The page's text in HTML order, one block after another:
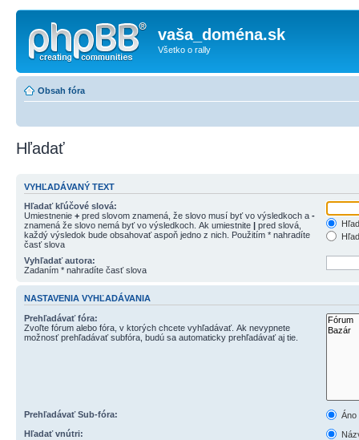
vaša_doména.sk
Všetko o rally
Obsah fóra
Hľadať
VYHĽADÁVANÝ TEXT
Hľadať kľúčové slová:
Umiestnenie + pred slovom znamená, že slovo musí byť vo výsledkoch a -
znamená že slovo nemá byť vo výsledkoch. Ak umiestnite | pred slová,
každý výsledok bude obsahovať aspoň jedno z nich. Použitím * nahradíte
časť slova
Vyhľadať autora:
Zadaním * nahradíte časť slova
NASTAVENIA VYHĽADÁVANIA
Prehľadávať fóra:
Zvoľte fórum alebo fóra, v ktorých chcete vyhľadávať. Ak nevypnete
možnosť prehľadávať subfóra, budú sa automaticky prehľadávať aj tie.
Prehľadávať Sub-fóra:
Áno
Hľadať vnútri: